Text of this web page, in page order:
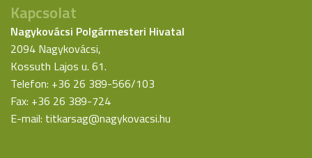
Kapcsolat
Nagykovácsi Polgármesteri Hivatal
2094 Nagykovácsi,
Kossuth Lajos u. 61.
Telefon: +36 26 389-566/103
Fax: +36 26 389-724
E-mail: titkarsag@nagykovacsi.hu